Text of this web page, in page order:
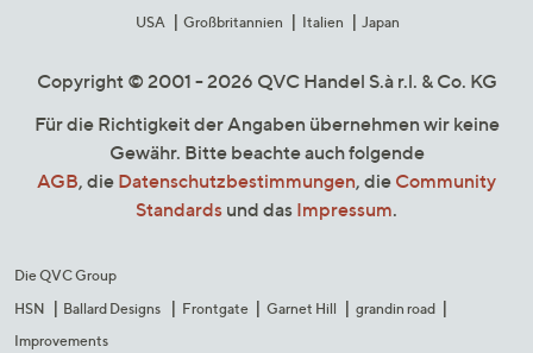
USA
Großbritannien Italien Japan
Copyright © 2001 - 2026 QVC Handel S.à r.l. & Co. KG
Für die Richtigkeit der Angaben übernehmen wir keine
Gewähr. Bitte beachte auch folgende
AGB, die Datenschutzbestimmungen, die Community
Standards und das Impressum.
Die QVC Group
HSN
Ballard Designs Frontgate Garnet Hill
grandin road
Improvements